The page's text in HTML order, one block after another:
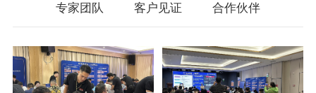
专家团队 客户见证 合作伙伴